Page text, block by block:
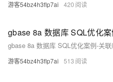
游客54bz4h3flp7ai 420
gbase 8a 数据库 SQL优化
gbase 8a 数据库 SQL优化案例-关
游客54bz4h3flp7ai 513